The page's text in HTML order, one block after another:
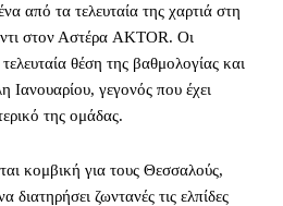
από τα τελευταία της χαρτιά στη
στον Αστέρα AKTOR. Οι
θέση της βαθμολογίας και
Ιανουαρίου, γεγονός που έχει
της ομάδας.
κομβική για τους Θεσσαλούς,
ζωντανές τις ελπίδες